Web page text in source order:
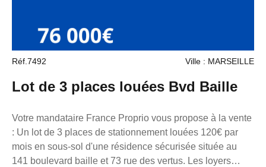
communiqué
Réf.7492 Ville : MARSEILLE
Lot de 3 places louées Bvd Baille
Votre mandataire France Proprio vous propose à la vente
: Un lot de 3 places de stationnement louées 120€ par
mois en sous-sol d'une résidence sécurisée située au
141 boulevard baille et 73 rue des vertus. Les loyers